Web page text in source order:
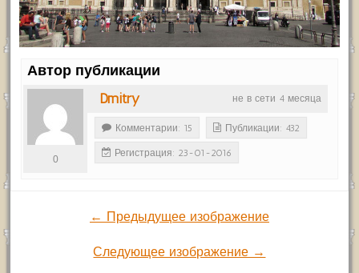
Автор публикации
не в сети 4 месяца
Dmitry
0
Комментарии: 15 Публикации: 432
Регистрация: 23-01-2016
← Предыдущее изображение
Следующее изображение →